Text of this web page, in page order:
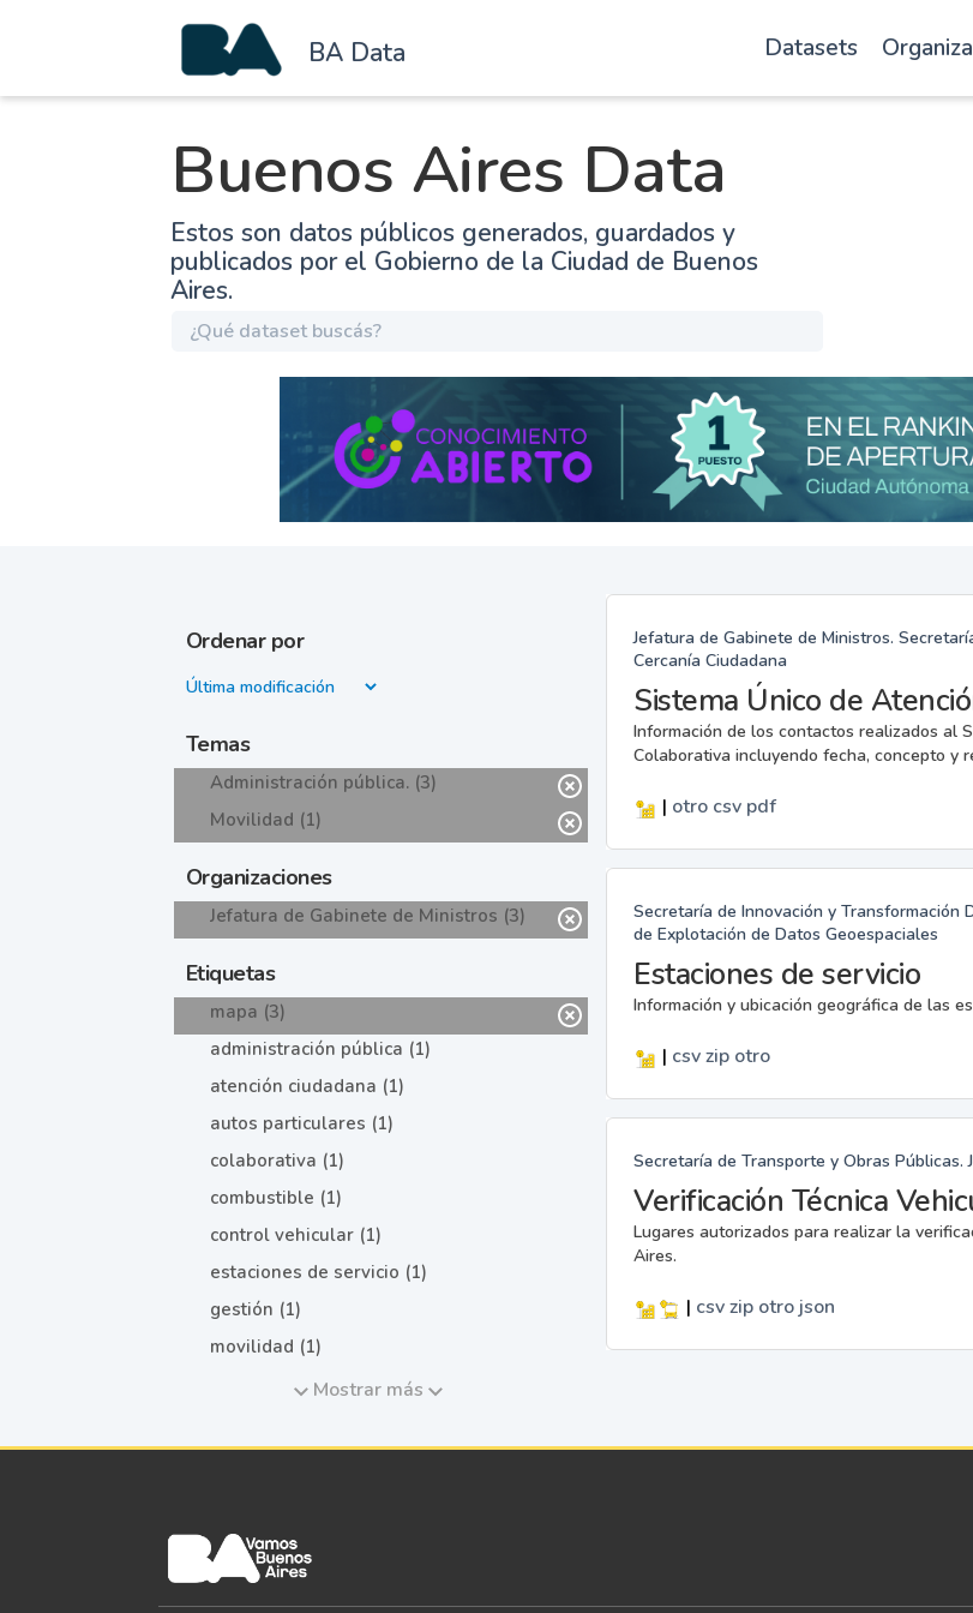
BA Data Datasets
Buenos Aires Data
Estos son datos públicos generados, guardados y
publicados por el Gobierno de la Ciudad de Buenos
Aires.
Ordenar por
Temas
Administración pública. (3)
Movilidad (1)
Organizaciones
Jefatura de Gabinete de Ministros (3)
Etiquetas
mapa (3)
administración pública (1)
atención ciudadana (1)
autos particulares (1)
colaborativa (1)
combustible (1)
control vehicular (1)
estaciones de servicio (1)
gestión (1)
movilidad (1)
Mostrar más
Jefatura de Gabinete de Ministros.
Cercanía Ciudadana
Sistema Único de
Información de los contactos realizados al
Colaborativa incluyendo fecha, concepto y
| otro csv pdf
Secretaría de Innovación y Transformación
de Explotación de Datos Geoespaciales
Estaciones de servicio
Información y ubicación geográfica de las
| csvzip otro
Secretaría de Transporte y Obras Públicas.
Verificación Técnica
Lugares autorizados para realizar la
Aires.
| csvzip otrojson